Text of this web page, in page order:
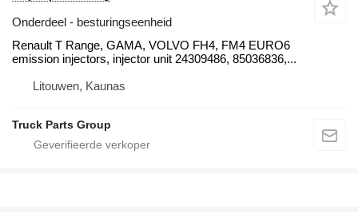
Onderdeel - besturingseenheid
Renault T Range, GAMA, VOLVO FH4, FM4 EURO6
emission injectors, injector unit 24309486, 85036836,...
Litouwen, Kaunas
Truck Parts Group